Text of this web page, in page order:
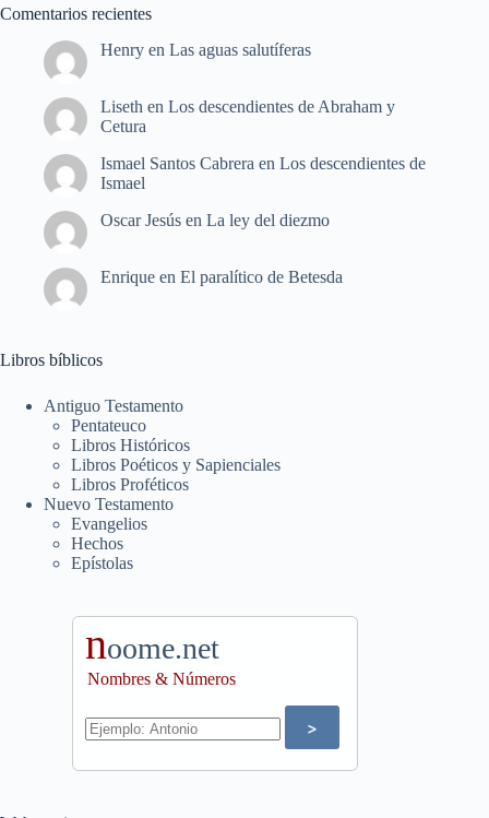
Comentarios recientes
Henry en Las aguas salutíferas
Liseth en Los descendientes de Abraham y
Cetura
Ismael Santos Cabrera en Los descendientes de
Ismael
Oscar Jesús en La ley del diezmo
Enrique en El paralítico de Betesda
Libros bíblicos
Antiguo Testamento
Pentateuco
Libros Históricos
Libros Poéticos y Sapienciales
Libros Proféticos
Nuevo Testamento
Evangelios
Hechos
Epístolas
noome.net
Nombres & Números